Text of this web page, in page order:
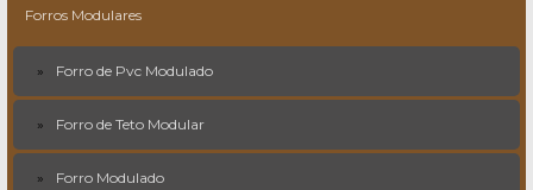
Forros Modulares
Forro de Pvc Modulado
Forro de Teto Modular
Forro Modulado